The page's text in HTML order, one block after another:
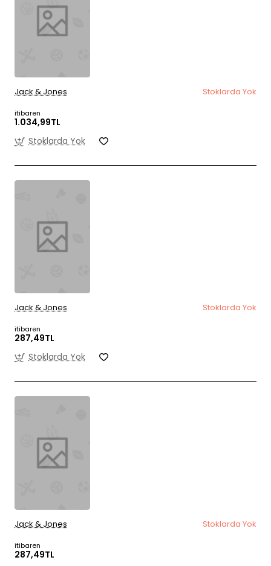
Jack & Jones Stoklarda Yok
itibaren
1.034,99TL
Stoklarda Yok
Jack & Jones Stoklarda Yok
itibaren
287,49TL
Stoklarda Yok
Jack & Jones Stoklarda Yok
itibaren
287,49TL